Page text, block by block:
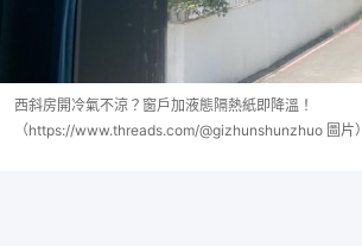
西斜房開冷氣不涼？窗戶加液態隔熱紙即降溫！
（https://www.threads.com/@gizhunshunzhuo 圖片）